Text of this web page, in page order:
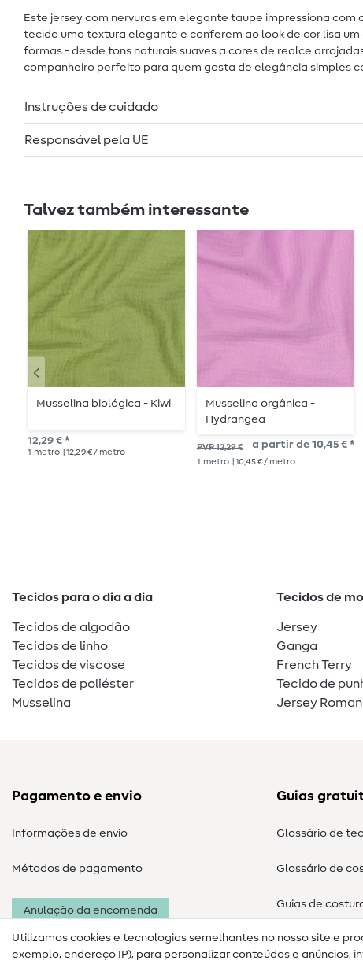
Este jersey com nervuras em elegante taupe impressiona com
tecido uma textura elegante e conferem ao look de cor lisa
formas - desde tons naturais suaves a cores de realce
companheiro perfeito para quem gosta de elegância simples
Instruções de cuidado
Responsável pela UE
Talvez também interessante
Musselina biológica - Kiwi
12,29 € *
1 metro | 12,29 € / metro
Musselina orgânica -
Hydrangea
PVP 12,29 € a partir de 10,45 € *
1 metro | 10,45 € / metro
Tecidos para o dia a dia
Tecidos de algodão
Tecidos de linho
Tecidos de viscose
Tecidos de poliéster
Musselina
Tecidos de
Jersey
Ganga
French Terry
Tecido de
Jersey
Pagamento e envio
Informações de envio
Métodos de pagamento
Anulação da encomenda
Guias
Glossário de
Glossário de
Guias de
Utilizamos cookies e tecnologias semelhantes no nosso site e
exemplo, endereço IP), para personalizar conteúdos e anúncios,